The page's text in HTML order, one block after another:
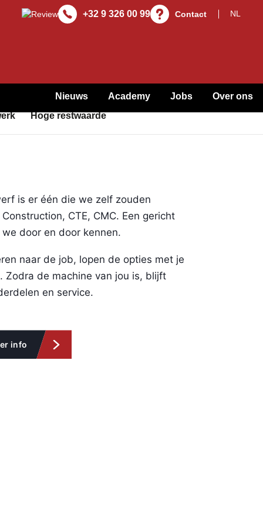
+32 9 326 00 99 Contact
Nieuws Academy Jobs
Over ons
Hoge restwaarde
is er één die we zelf zouden
CTE, CMC. Een gericht
door en door kennen.
naar de job, lopen de opties met je
Zodra de machine van jou is, blijft
en service.
info